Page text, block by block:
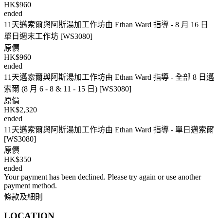
HK$960
ended
11天邁索爾與阿斯湯加工作坊由 Ethan Ward 指導 - 8 月 16 日
單日週末工作坊 [WS3080]
原價
HK$960
ended
11天邁索爾與阿斯湯加工作坊由 Ethan Ward 指導 - 全部 8 日邁
索爾 (8 月 6 - 8 & 11 - 15 日) [WS3080]
原價
HK$2,320
ended
11天邁索爾與阿斯湯加工作坊由 Ethan Ward 指導 - 單日邁索爾
[WS3080]
原價
HK$350
ended
Your payment has been declined. Please try again or use another
payment method.
條款及細則